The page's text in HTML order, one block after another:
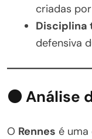
criadas por
Disciplina
defensiva
⚫ Análise
O Rennes é